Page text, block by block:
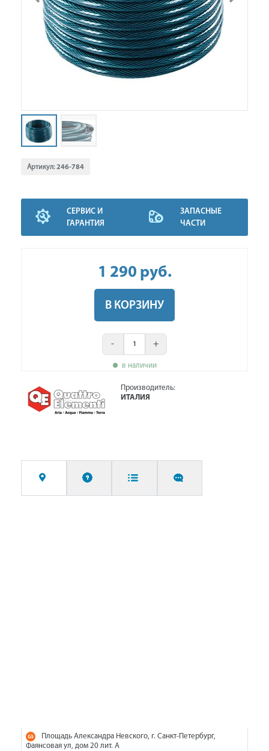
Артикул:246-784
СЕРВИС И
ГАРАНТИЯ
ЗАПАСНЫЕ
ЧАСТИ
1 290 руб.
В КОРЗИНУ
- +
в наличии
Производитель:
ИТАЛИЯ
Площадь Александра Невского, г. Санкт-Петербург,
Фаянсовая ул, дом 20 лит. А